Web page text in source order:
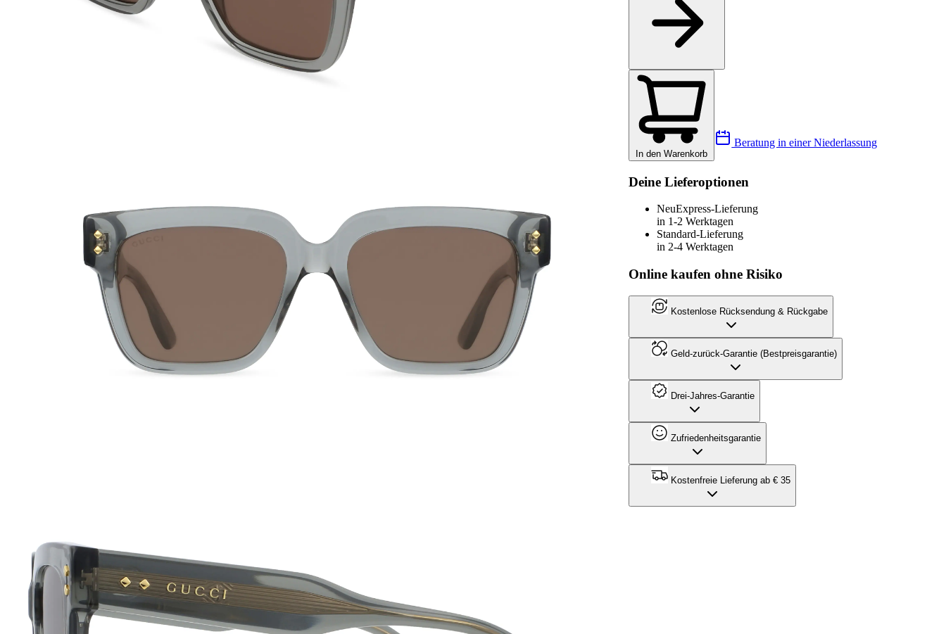
In den Warenkorb
Beratung in einer Niederlassung
Deine Lieferoptionen
NeuExpress-Lieferung
in 1-2 Werktagen
Standard-Lieferung
in 2-4 Werktagen
Online kaufen ohne Risiko
Kostenlose Rücksendung & Rückgabe
Geld-zurück-Garantie (Bestpreisgarantie)
Drei-Jahres-Garantie
Zufriedenheitsgarantie
Kostenfreie Lieferung ab € 35